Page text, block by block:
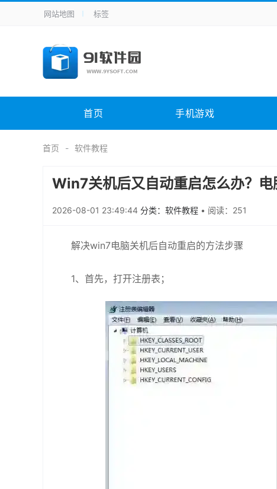
手机应用
手机游戏 H5游戏
电脑软件 其它类别 图形软件 安全
未分类 综合
网站地图 标签
首页 手机游戏
首页 软件教程
Win7关机后又自动重启怎么办？
2026-08-01 23:49:44 分类：软件教程 • 阅读：251
解决win7电脑关机后自动重启的方法步骤
1、首先，打开注册表；